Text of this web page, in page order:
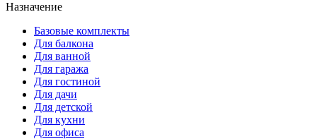
Назначение
Базовые комплекты
Для балкона
Для ванной
Для гаража
Для гостиной
Для дачи
Для детской
Для кухни
Для офиса